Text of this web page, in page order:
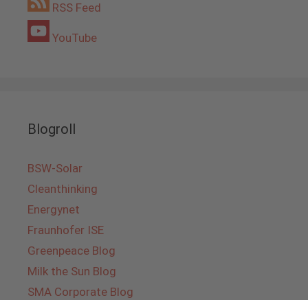
RSS Feed
YouTube
Blogroll
BSW-Solar
Cleanthinking
Energynet
Fraunhofer ISE
Greenpeace Blog
Milk the Sun Blog
SMA Corporate Blog